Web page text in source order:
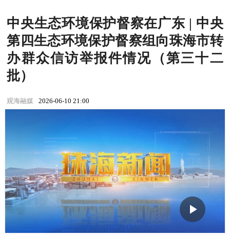
中央生态环境保护督察在广东 | 中央
第四生态环境保护督察组向珠海市转
办群众信访举报件情况（第三十二
批）
观海融媒 2026-06-10 21:00
Play